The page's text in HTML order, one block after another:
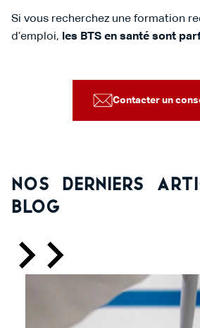
Si vous recherchez une formation
d’emploi, les BTS en santé sont
Contacter un
Nos derniers
blog